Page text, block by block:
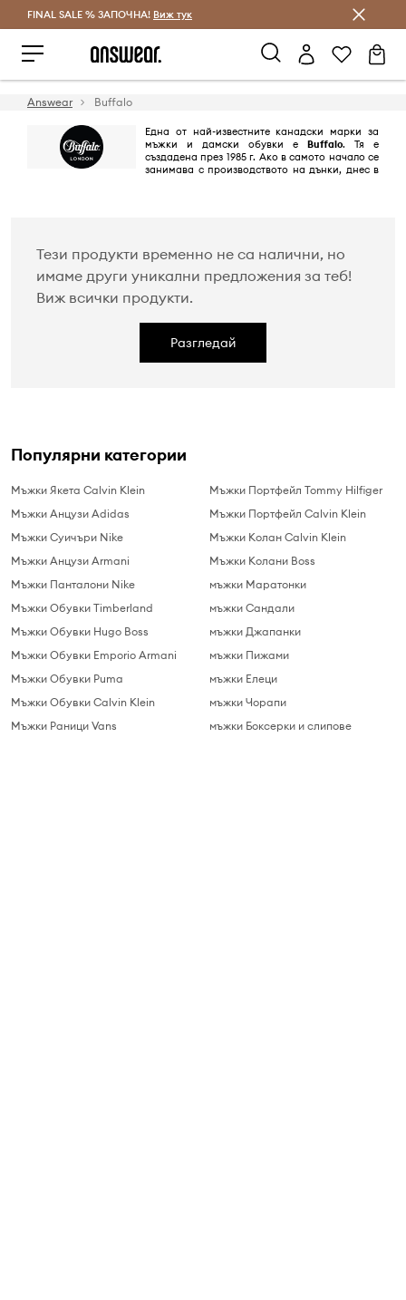
Спестявай с Answear Club
FINAL SALE % ЗАПОЧНА! Виж тук
Answear Buffalo
Една от най-известните канадски марки за
мъжки и дамски обувки е Buffalo. Тя е
създадена през 1985 г. Ако в самото начало се
занимава с производството на дънки, днес в
Тези продукти временно не са налични, но
имаме други уникални предложения за теб!
Виж всички продукти.
Разгледай
Популярни категории
Мъжки Якета Calvin Klein
Мъжки Анцузи Adidas
Мъжки Суичъри Nike
Мъжки Анцузи Armani
Мъжки Панталони Nike
Мъжки Обувки Timberland
Мъжки Обувки Hugo Boss
Мъжки Обувки Emporio Armani
Мъжки Обувки Puma
Мъжки Обувки Calvin Klein
Мъжки Раници Vans
Мъжки Портфейл Tommy Hilfiger
Мъжки Портфейл Calvin Klein
Мъжки Колан Calvin Klein
Мъжки Колани Boss
мъжки Маратонки
мъжки Сандали
мъжки Джапанки
мъжки Пижами
мъжки Елеци
мъжки Чорапи
мъжки Боксерки и слипове